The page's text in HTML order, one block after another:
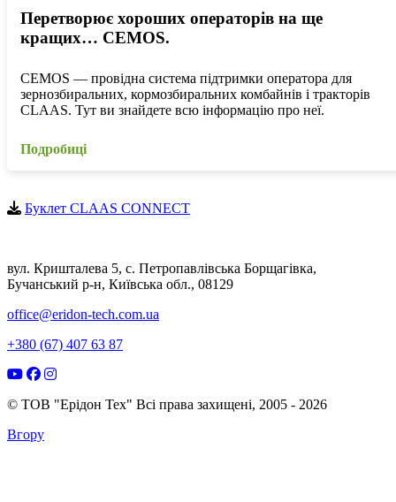
Перетворює хороших операторів на ще
кращих… CEMOS.
CEMOS — провідна система підтримки оператора для
зернозбиральних, кормозбиральних комбайнів і тракторів
CLAAS. Тут ви знайдете всю інформацію про неї.
Подробиці
Буклет CLAAS CONNECT
вул. Кришталева 5, с. Петропавлівська Борщагівка,
Бучанський р-н, Київська обл., 08129
office@eridon-tech.com.ua
+380 (67) 407 63 87
© ТОВ "Ерідон Тех" Всі права захищені, 2005 - 2026
Вгору